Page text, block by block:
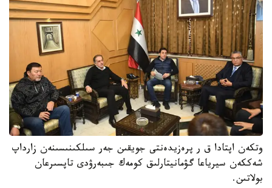
وتكەن اپتادا ق ر پرەزيدەنتى جويقىن جەر سىلكىنىسىنەن زارداپ
شەككەن سيرياعا گۋمانيتارلىق كومەك جىبەرۋدى تاپسىرعان
بولاتىن.